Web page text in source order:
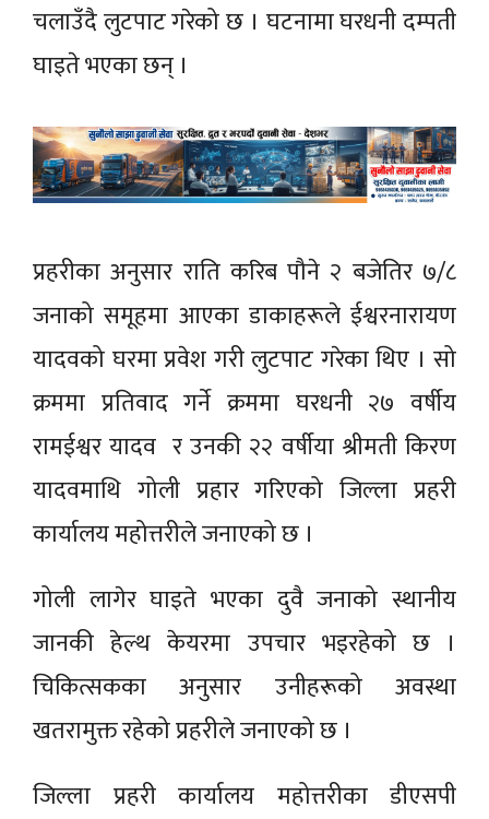
चलाउँदै लुटपाट गरेको छ । घटनामा घरधनी दम्पती
घाइते भएका छन् ।
प्रहरीका अनुसार राति करिब पौने २ बजेतिर ७/८
जनाको समूहमा आएका डाकाहरूले ईश्वरनारायण
यादवको घरमा प्रवेश गरी लुटपाट गरेका थिए । सो
क्रममा प्रतिवाद गर्ने क्रममा घरधनी २७ वर्षीय
रामईश्वर यादव र उनकी २२ वर्षीया श्रीमती किरण
यादवमाथि गोली प्रहार गरिएको जिल्ला प्रहरी
कार्यालय महोत्तरीले जनाएको छ ।
गोली लागेर घाइते भएका दुवै जनाको स्थानीय
जानकी हेल्थ केयरमा उपचार भइरहेको छ ।
चिकित्सकका अनुसार उनीहरूको अवस्था
खतरामुक्त रहेको प्रहरीले जनाएको छ ।
जिल्ला प्रहरी कार्यालय महोत्तरीका डीएसपी